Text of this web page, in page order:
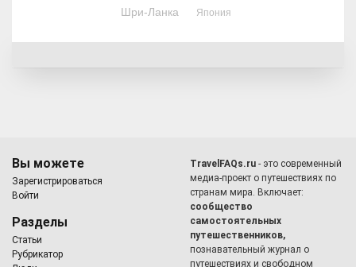
Шри-Ланка
Япония
Вы можете
Зарегистрироваться
Войти
Разделы
Статьи
Рубрикатор
TravelFAQs.ru - это современный
медиа-проект о путешествиях по
странам мира. Включает:
сообщество
самостоятельных
путешественников,
познавательный журнал о
путешествиях и свободном